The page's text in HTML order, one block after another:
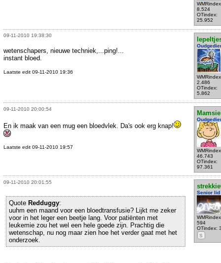
8.524
OTindex:
25.952
09-11-2010 19:38:30
2.486
OTindex:
5.862
wetenschapers, nieuwe techniek,...ping!...
instant bloed.
Laatste edit 09-11-2010 19:36
09-11-2010 20:00:54
Mamsie
46.743
OTindex:
97.361
En ik maak van een mug een bloedvlek. Da's ook erg knap!
Laatste edit 09-11-2010 19:57
09-11-2010 20:01:55
Senior lid
594
OTindex:
S
Quote Redduggy:
uuhm een maand voor een bloedtransfusie? Lijkt me zeker
voor in het leger een beetje lang. Voor patiënten met
leukemie zou het wel een hele goede zijn. Prachtig die
wetenschap, nu nog maar zien hoe het verder gaat met het
onderzoek.